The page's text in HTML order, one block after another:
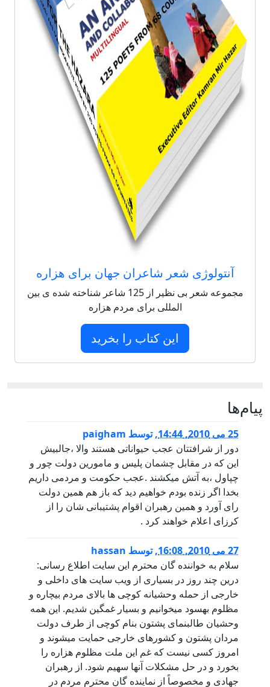
آنتولوژی شعر شاعران جهان برای هزاره
مجموعه شعر بی نظیر از 125 شاعر شناخته شده ی بین
المللی برای مردم هزاره
این کتاب را بخرید
پيام‌ها
25 می 2010, 14:44 ,توسط paigham
دور از شرافتتان عجب حیواناتی هستند والا ،جالبیش
این که در مقابل چشمان پلیس و مامورین دولت چور و
چپاول ،به آتش میکشند .عجب حکومت و مردمی داریم
بخدا اگر زنده بودم خواهیم دید که باز هم همین دولت
رای آورد و همین رهبران اقوام پشتیبانی شان را از
کرزای اعلام خواهند کرد .
27 می 2010, 16:08 ,توسط hassan
سلام به خواننده گان محترم این سایت اطلاع رسانی:
درین چند روز در بسیاری از ویب سایت های داخلی و
خارجی از حمله وحشیانه کوچی ها بالای مردم بیچاره و
مظلوم بهسود میخوانیم و بسیار غمگین شدیم. این همه
وحشیان طالبنمای پشتون بنام کوچی از طرف دولت
مردان پشتون و کشورهای خارجی حمایت میشوند و
امروز کسی نیست که غم این ملت مظلوم هزاره را
بخورد و در حل مشکلات آنها سهیم شود. از رهبران
جهادی و مخصوصاً از نماینده گان محترم مردم در